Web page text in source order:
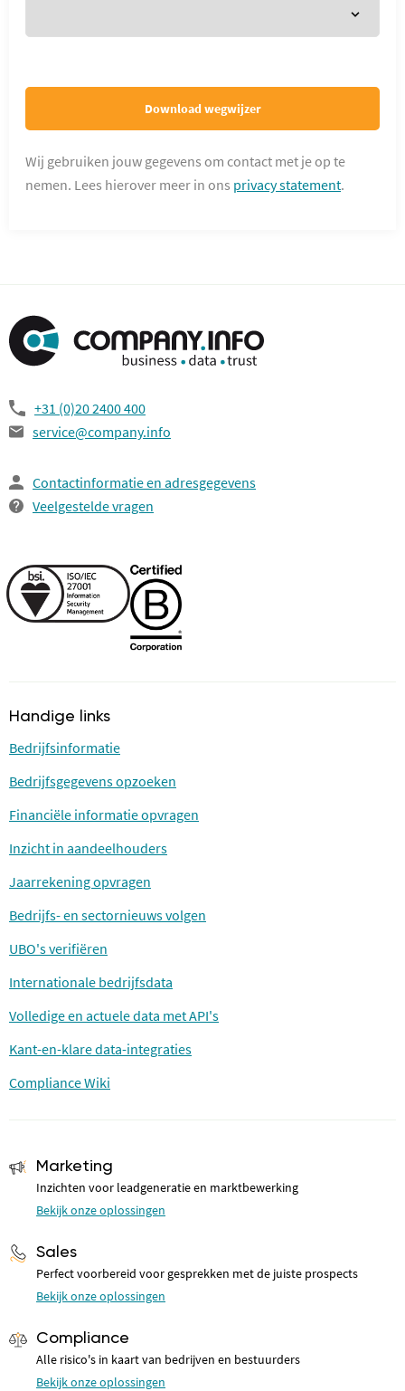
Download wegwijzer
Wij gebruiken jouw gegevens om contact met je op te
nemen. Lees hierover meer in ons privacy statement.
+31 (0)20 2400 400
service@company.info
Contactinformatie en adresgegevens
Veelgestelde vragen
Handige links
Bedrijfsinformatie
Bedrijfsgegevens opzoeken
Financiële informatie opvragen
Inzicht in aandeelhouders
Jaarrekening opvragen
Bedrijfs- en sectornieuws volgen
UBO's verifiëren
Internationale bedrijfsdata
Volledige en actuele data met API's
Kant-en-klare data-integraties
Compliance Wiki
Marketing
Inzichten voor leadgeneratie en marktbewerking
Bekijk onze oplossingen
Sales
Perfect voorbereid voor gesprekken met de juiste prospects
Bekijk onze oplossingen
Compliance
Alle risico's in kaart van bedrijven en bestuurders
Bekijk onze oplossingen